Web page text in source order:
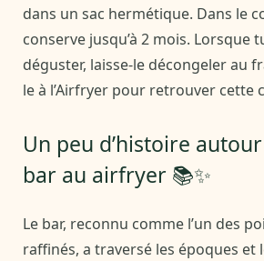
dans un sac hermétique. Dans le
conserve jusqu’à 2 mois. Lorsque
déguster, laisse-le décongeler au
le à l’Airfryer pour retrouver cette
Un peu d’histoire
bar au airfryer 📚✨
Le bar, reconnu comme l’un des
raffinés, a traversé les époques et